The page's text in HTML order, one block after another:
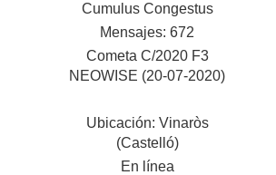
Cumulus Congestus
Mensajes: 672
Cometa C/2020 F3
NEOWISE (20-07-2020)
Ubicación: Vinaròs
(Castelló)
En línea